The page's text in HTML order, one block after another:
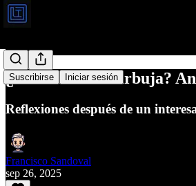
Suscribirse Iniciar sesión
¿Es la AI una Burbuja?
Reflexiones después de un
Francisco Sandoval
sep 26, 2025